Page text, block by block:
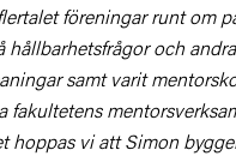
föreningar runt om
hållbarhetsfrågor och andra
samt varit
fakultetens
hoppas vi att Simon